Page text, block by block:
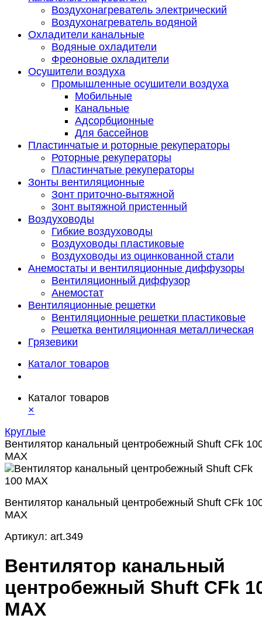
Воздухонагреватель электрический
Воздухонагреватель водяной
Охладители канальные
Водяные охладители
Фреоновые охладители
Осушители воздуха
Промышленные осушители воздуха
Мобильные
Канальные
Адсорбционные
Для бассейнов
Пластинчатые и роторные рекуператоры
Роторные рекуператоры
Пластинчатые рекуператоры
Зонты вентиляционные
Зонт приточно-вытяжной
Зонт вытяжной пристенный
Воздуховоды
Гибкие воздуховоды
Воздуховоды пластиковые
Воздуховоды из оцинкованной стали
Анемостаты и вентиляционные диффузоры
Вентиляционный диффузор
Анемостат
Вентиляционные решетки
Вентиляционные решетки пластиковые
Решетка вентиляционная металлическая
Грязевики
Каталог товаров
Каталог товаров
×
Круглые
Вентилятор канальный центробежный Shuft CFk
MAX
Вентилятор канальный центробежный Shuft CFk
MAX
Артикул: art.349
Вентилятор канальный
центробежный Shuft CFk
MAX